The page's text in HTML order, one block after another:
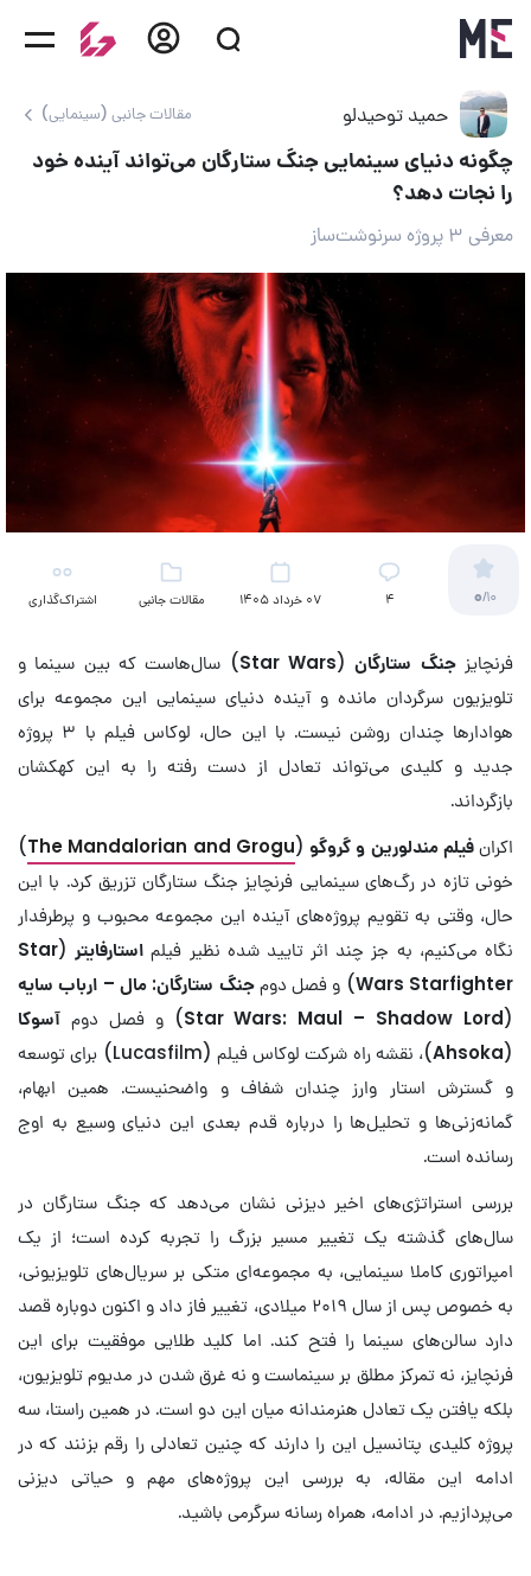
حمید توحیدلو مقالات جانبی (سینمایی)
چگونه دنیای سینمایی جنگ ستارگان می‌تواند آینده خود
را نجات دهد؟
معرفی ۳ پروژه سرنوشت‌ساز
0/10
4 07 خرداد 1405
مقالات جانبی
اشتراک‌گذاری
فرنچایزجنگ ستارگان(
Star Wars) سال‌هاست که بین سینما و
تلویزیون سرگردان مانده و آینده دنیای سینمایی این مجموعه برای
هوادارها چندان روشن نیست. با این حال، لوکاس فیلم با ۳ پروژه
جدید و کلیدی می‌تواند تعادل از دست رفته را به این کهکشان
بازگرداند.
اکرانفیلم مندلورین و گروگو (
The Mandalorian and Grogu
)
خونی تازه در رگ‌های سینمایی فرنچایز جنگ ستارگان تزریق کرد. با این
حال، وقتی به تقویم پروژه‌های آینده این مجموعه محبوب و پرطرفدار
نگاه می‌کنیم، به جز چند اثر تایید شده نظیر فیلم استارفایتر (
Star
Wars Starfighter) و فصل دومجنگ ستارگان: مال – ارباب سایه
(
Star Wars: Maul – Shadow Lord) و فصل دوم آسوکا
(
Ahsoka
)، نقشه راه شرکت لوکاس فیلم (Lucasfilm) برای توسعه
و گسترش استار وارز چندان شفاف و واضحنیست. همین ابهام،
گمانه‌زنی‌ها و تحلیل‌ها را درباره قدم بعدی این دنیای وسیع به اوج
رسانده است.
بررسی استراتژی‌های اخیر دیزنی نشان می‌دهد که جنگ ستارگان در
سال‌های گذشته یک تغییر مسیر بزرگ را تجربه کرده است؛ از یک
امپراتوری کاملا سینمایی، به مجموعه‌ای متکی بر سریال‌های تلویزیونی،
به خصوص پس از سال ۲۰۱۹ میلادی، تغییر فاز داد و اکنون دوباره قصد
دارد سالن‌های سینما را فتح کند. اما کلید طلایی موفقیت برای این
فرنچایز، نه تمرکز مطلق بر سینماست و نه غرق شدن در مدیوم تلویزیون،
بلکه یافتن یک تعادل هنرمندانه میان این دو است. در همین راستا، سه
پروژه کلیدی پتانسیل این را دارند که چنین تعادلی را رقم بزنند که در
ادامه این مقاله، به بررسی این پروژه‌های مهم و حیاتی دیزنی
می‌پردازیم. در ادامه، همراه رسانه سرگرمی باشید.